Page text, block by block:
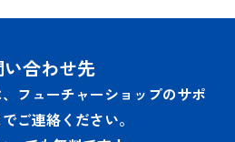
い合わせ先
フューチャーショップのサポ
ご連絡ください。